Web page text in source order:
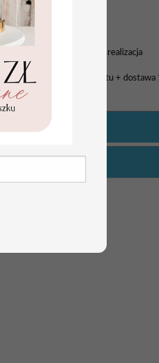
do wartości zamówienia i realizacja
od akceptacji projektu + dostawa
RAMY